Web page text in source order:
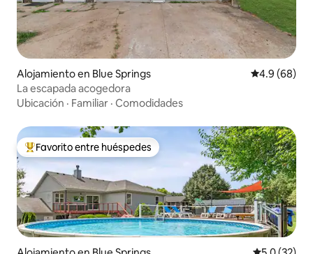
Alojamiento en Blue Springs Calificación
4.9 (68)
La escapada acogedora
Ubicación · Familiar · Comodidades
Favorito entre huéspedes preferido
Favorito entre huéspedes